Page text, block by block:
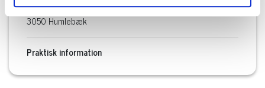
Humlebæk Strandvej 21
3050 Humlebæk
Praktisk information